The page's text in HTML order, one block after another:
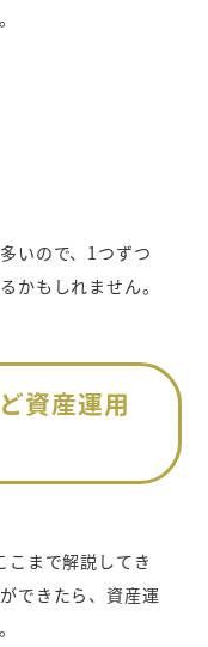
いので、1つずつ
かもしれません。
資産運用
こまで解説してき
できたら、資産運